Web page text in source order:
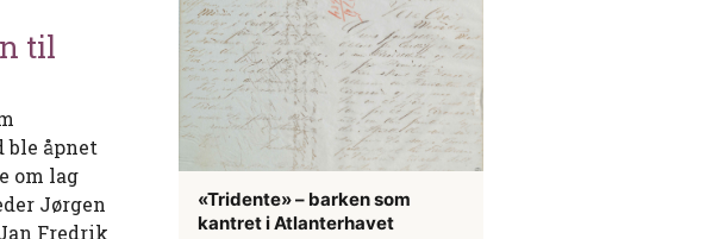
til
ble åpnet
om lag
Jørgen
Fredrik